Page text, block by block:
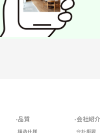
品質
構造仕様
会社紹介
会社概要